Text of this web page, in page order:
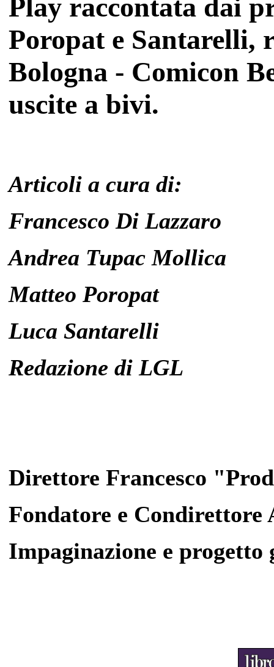
Play raccontata dai
Poropat e Santarelli,
Bologna - Comicon
uscite a bivi.
Articoli a cura di:
Francesco Di Lazzaro
Andrea Tupac Mollica
Matteo Poropat
Luca Santarelli
Redazione di LGL
Direttore Francesco
Fondatore e
Impaginazione e